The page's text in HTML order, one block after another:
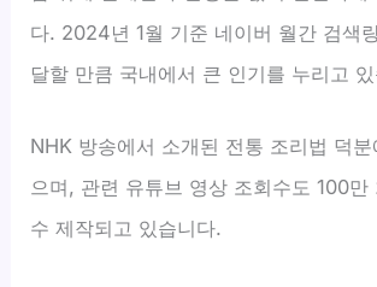
다. 2024년 1월 기준 네이버 월간 검색
달할 만큼 국내에서 큰 인기를 누리고
NHK 방송에서 소개된 전통 조리법 덕
으며, 관련 유튜브 영상 조회수도 100만
수 제작되고 있습니다.